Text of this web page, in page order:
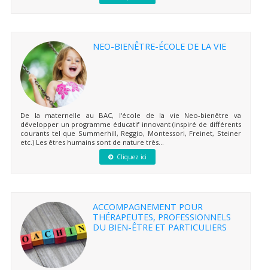
NEO-BIENÊTRE-ÉCOLE DE LA VIE
De la maternelle au BAC, l'école de la vie Neo-bienêtre va
développer un programme éducatif innovant (inspiré de différents
courants tel que Summerhill, Reggio, Montessori, Freinet, Steiner
etc.) Les êtres humains sont de nature très...
Cliquez ici
ACCOMPAGNEMENT POUR
THÉRAPEUTES, PROFESSIONNELS
DU BIEN-ÊTRE ET PARTICULIERS